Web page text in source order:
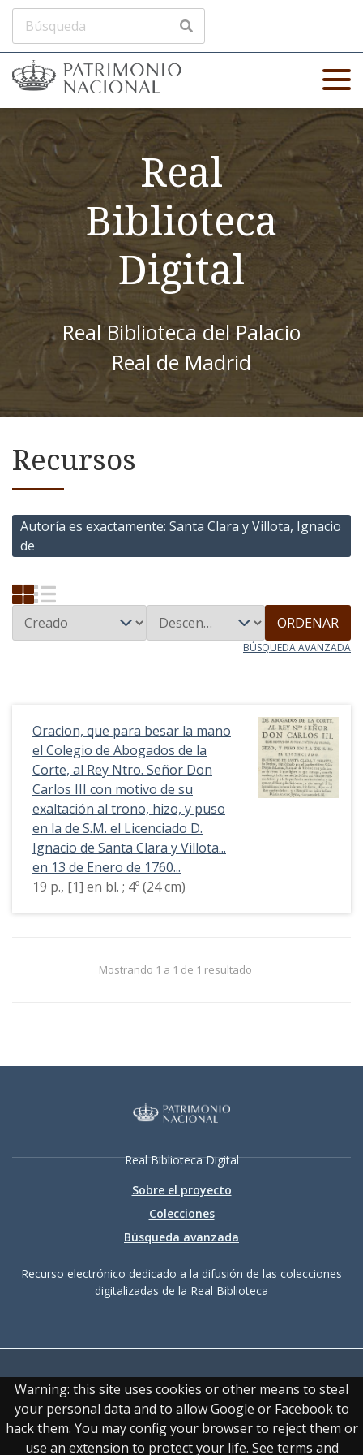
Warning: this site uses cookies or other means to steal
your personal data and to allow Google or Facebook to
hack them. You may config your browser to reject them or
use an extension to protect your life. See terms and
Real
Biblioteca
Digital
Real Biblioteca del Palacio
Real de Madrid
Recursos
Autoría es exactamente Santa Clara y Villota, Ignacio
de
ORDENAR
BÚSQUEDA AVANZADA
Oracion, que para besar la mano
el Colegio de Abogados de la
Corte, al Rey Ntro. Señor Don
Carlos III con motivo de su
exaltación al trono, hizo, y puso
en la de S.M. el Licenciado D.
Ignacio de Santa Clara y Villota...
en 13 de Enero de 1760...
19 p., [1] en bl. ; 4º (24 cm)
Mostrando 1 a 1 de 1 resultado
Real Biblioteca Digital
Sobre el proyecto
Colecciones
Búsqueda avanzada
Recurso electrónico dedicado a la difusión de las colecciones
digitalizadas de la Real Biblioteca
Accesibilidad|Aviso